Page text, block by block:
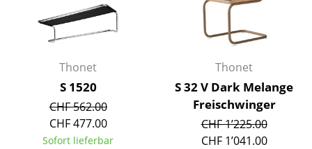
Zuhause
Esszimmer
Schlafzimmer
Kinderzimmer
Thonet
S 1520
CHF 562.00
CHF 477.00
Sofort lieferbar
Thonet
S 32 V Dark Melange
Freischwinger
CHF 1’225.00
CHF 1’041.00